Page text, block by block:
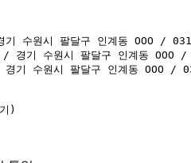
수원시 팔달구 인계동 OOO /
경기 수원시 팔달구 인계동 OOO /
기 수원시 팔달구 인계동 OOO /
)